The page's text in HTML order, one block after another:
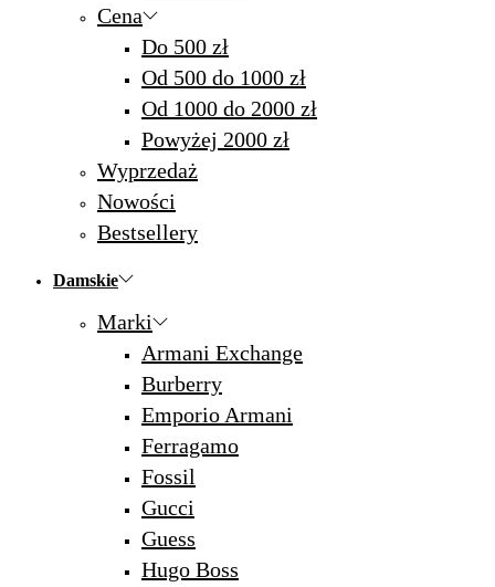
Cena
Do 500 zł
Od 500 do 1000 zł
Od 1000 do 2000 zł
Powyżej 2000 zł
Wyprzedaż
Nowości
Bestsellery
Damskie
Marki
Armani Exchange
Burberry
Emporio Armani
Ferragamo
Fossil
Gucci
Guess
Hugo Boss